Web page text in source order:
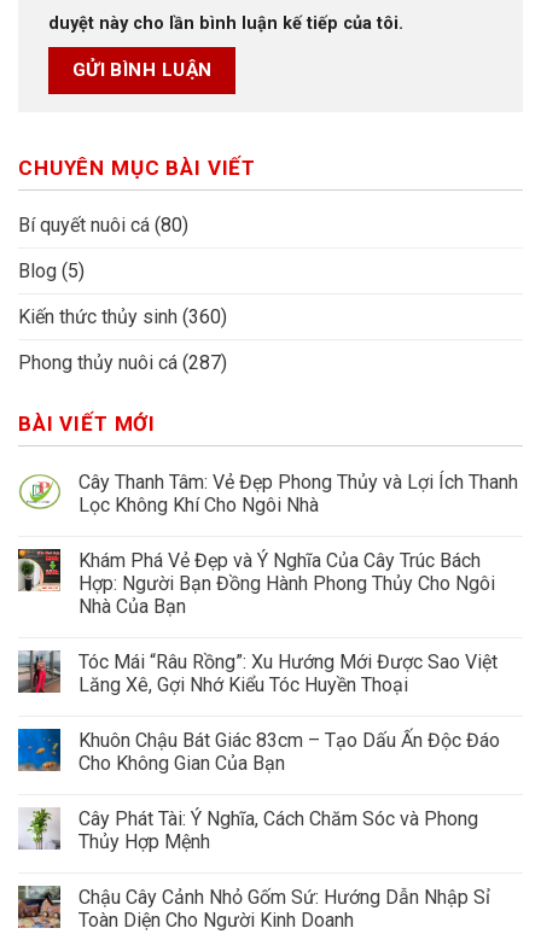
duyệt này cho lần bình luận kế tiếp của tôi.
CHUYÊN MỤC BÀI VIẾT
Bí quyết nuôi cá (80)
Blog (5)
Kiến thức thủy sinh (360)
Phong thủy nuôi cá (287)
BÀI VIẾT MỚI
Cây Thanh Tâm: Vẻ Đẹp Phong Thủy và Lợi Ích Thanh
Lọc Không Khí Cho Ngôi Nhà
Khám Phá Vẻ Đẹp và Ý Nghĩa Của Cây Trúc Bách
Hợp: Người Bạn Đồng Hành Phong Thủy Cho Ngôi
Nhà Của Bạn
Tóc Mái “Râu Rồng”: Xu Hướng Mới Được Sao Việt
Lăng Xê, Gợi Nhớ Kiểu Tóc Huyền Thoại
Khuôn Chậu Bát Giác 83cm – Tạo Dấu Ấn Độc Đáo
Cho Không Gian Của Bạn
Cây Phát Tài: Ý Nghĩa, Cách Chăm Sóc và Phong
Thủy Hợp Mệnh
Chậu Cây Cảnh Nhỏ Gốm Sứ: Hướng Dẫn Nhập Sỉ
Toàn Diện Cho Người Kinh Doanh